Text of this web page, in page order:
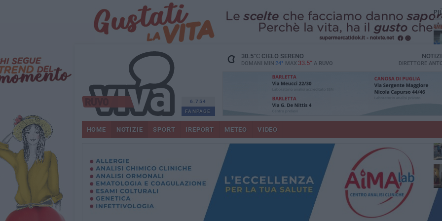
6.754
FANPAGE
30.5°CCIELO SERENO
DOMANI MIN 24° MAX 33.5° A RUVO DIRETTORE
HOME NOTIZIE SPORT IREPORT METEO VIDEO